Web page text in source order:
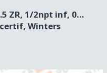
ZR, 1/2npt inf, 0…
Winters